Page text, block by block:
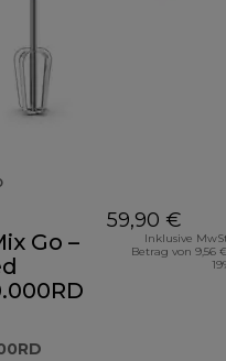
Go –
59,90 €
Inklusive
Betrag von 9,56